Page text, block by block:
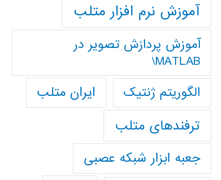
آموزش نرم افزار متلب
آموزش پردازش تصوير در
MATLAB\
الگوریتم ژنتیک
ایران متلب
ترفندهای متلب
جعبه ابزار شبکه عصبی